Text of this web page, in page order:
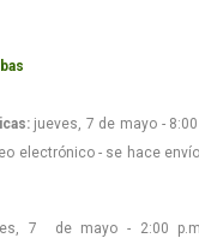
jueves, 7 de mayo -
electrónico - se hace
7 de mayo - 2:00